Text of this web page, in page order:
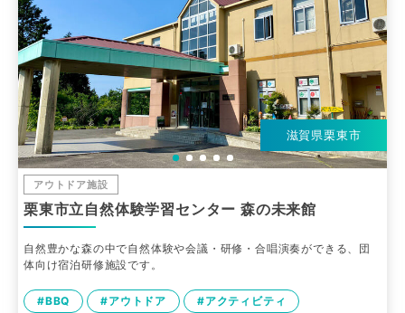
滋賀県栗東市
アウトドア施設
栗東市立自然体験学習センター 森の未来館
自然豊かな森の中で自然体験や会議・研修・合唱演奏ができる、団
体向け宿泊研修施設です。
#BBQ #アウトドア #アクティビティ